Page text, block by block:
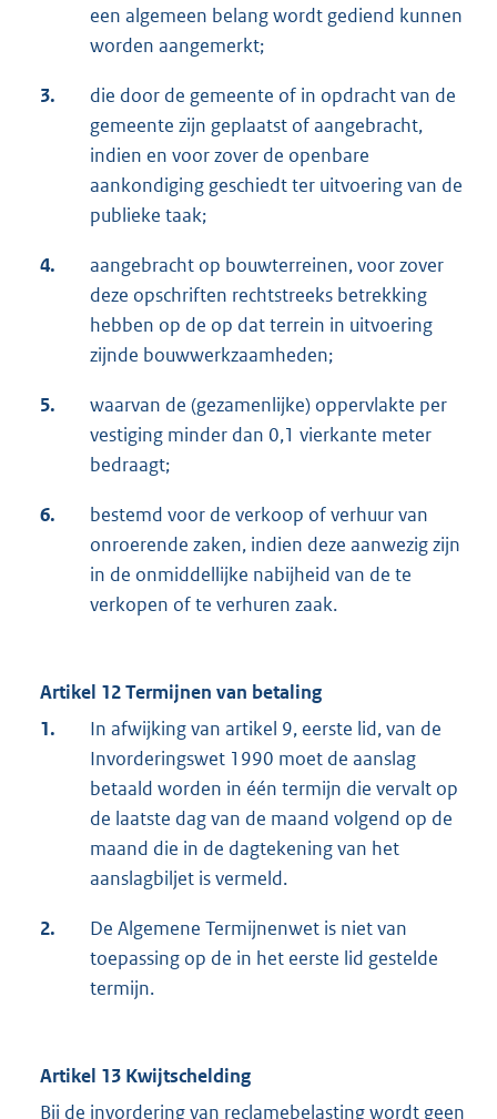
een algemeen belang wordt gediend kunnen
worden aangemerkt;
3.
die door de gemeente of in opdracht van de
gemeente zijn geplaatst of aangebracht,
indien en voor zover de openbare
aankondiging geschiedt ter uitvoering van de
publieke taak;
4.
aangebracht op bouwterreinen, voor zover
deze opschriften rechtstreeks betrekking
hebben op de op dat terrein in uitvoering
zijnde bouwwerkzaamheden;
5.
waarvan de (gezamenlijke) oppervlakte per
vestiging minder dan 0,1 vierkante meter
bedraagt;
6.
bestemd voor de verkoop of verhuur van
onroerende zaken, indien deze aanwezig zijn
in de onmiddellijke nabijheid van de te
verkopen of te verhuren zaak.
Artikel 12 Termijnen van betaling
1.
In afwijking van artikel 9, eerste lid, van de
Invorderingswet 1990 moet de aanslag
betaald worden in één termijn die vervalt op
de laatste dag van de maand volgend op de
maand die in de dagtekening van het
aanslagbiljet is vermeld.
2.
De Algemene Termijnenwet is niet van
toepassing op de in het eerste lid gestelde
termijn.
Artikel 13 Kwijtschelding
Bij de invordering van reclamebelasting wordt geen